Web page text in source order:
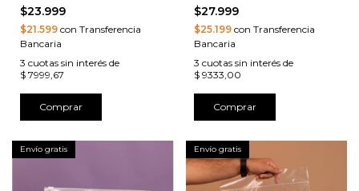
$23.999
$21.599 con Transferencia
Bancaria
3 cuotas sin interés de
$ 7999,67
Comprar
$27.999
$25.199con Transferencia
Bancaria
3 cuotas sin interés de
$ 9333,00
Comprar
Envío gratis Envío gratis